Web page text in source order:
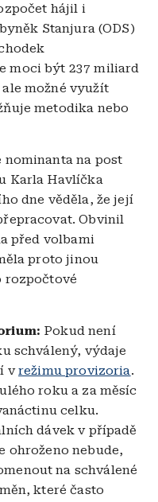
hájil i
Stanjura (ODS)
moci být 237 miliard
možné využít
metodika nebo
nominanta na post
Karla Havlíčka
dne věděla, že její
Obvinil
před volbami
proto jinou
rozpočtové
Pokud není
schválený, výdaje
vrežimu provizoria.
roku a za měsíc
celku.
dávek v případě
ohroženo nebude,
na schválené
které často